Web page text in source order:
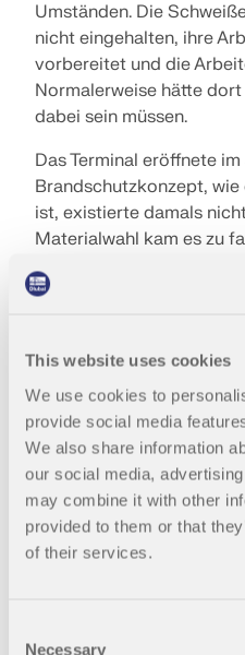
This website uses cookies
We use cookies to
provide social media
We also share information
our social media,
may combine it with other
provided to them or that
of their services.
Necessary
Umständen. Die
nicht eingehalten, ihre
vorbereitet und die
Normalerweise hätte
dabei sein müssen.
Das Terminal eröffnete im
Brandschutzkonzept,
ist, existierte damals
Materialwahl kam es zu
der Kostenersparnis
Zwischendecke schnell
der Belüftungsanlagen
begünstigte außerdem
sodass er auch in
Bereiche gelangte.
Es gab keine
Brandschutztüren und,
Fluchtwege aus der Air
keine Gebäudepläne zur